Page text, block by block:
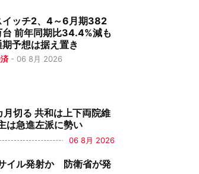
イッチ2、4～6月期382
台 前年同期比34.4%減も
期予想は据え置き
- 06 8月 2026
切る 共和は上下両院維
は急進左派に勢い
06 8月 2026
イル発射か 防衛省が発